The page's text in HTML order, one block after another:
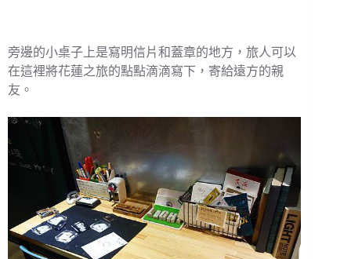
旁邊的小桌子上是寫明信片和蓋章的地方，旅人可以
在這裡將花蓮之旅的點點滴滴寫下，寄給遠方的親
友。